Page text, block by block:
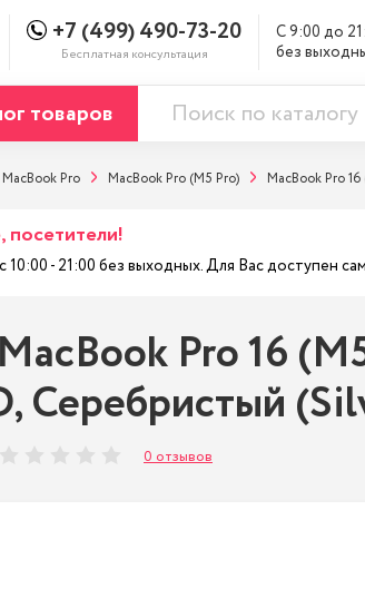
+7 (499) 490-73-20
Бесплатная консультация
С 9:00 до
без
товаров
MacBook Pro MacBook Pro (M5 Pro) MacBook Pro
- 21:00 без выходных. Для Вас доступен
Pro 16
Серебристый
0 отзывов